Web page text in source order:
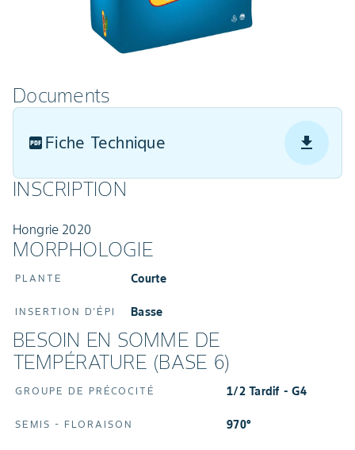
Documents
Fiche Technique
INSCRIPTION
Hongrie 2020
MORPHOLOGIE
PLANTE Courte
INSERTION D'ÉPI Basse
BESOIN EN SOMME DE
TEMPÉRATURE (BASE 6)
GROUPE DE PRÉCOCITÉ 1/2 Tardif - G4
SEMIS - FLORAISON 970°